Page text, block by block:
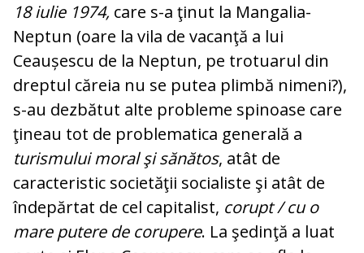
18 iulie 1974, care s-a ţinut la Mangalia-
Neptun (oare la vila de vacanţă a lui
Ceaușescu de la Neptun, pe trotuarul din
dreptul căreia nu se putea plimbă nimeni?),
s-au dez­bă­tut alte probleme spinoase care
ţineau tot de problematica generală a
turismului mo­ral şi sănătos, atât de
caracteristic so­cie­tăţii socialiste şi atât de
îndepărtat de cel capitalist, corupt / cu o
mare putere de co­rupere. La şedinţă a luat